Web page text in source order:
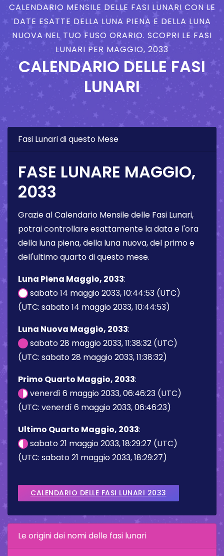
CALENDARIO MENSILE DELLE FASI LUNARI CON LE
DATE ESATTE DELLA LUNA PIENA E DELLA LUNA
NUOVA NEL TUO FUSO ORARIO. SCOPRI LE FASI
LUNARI PER MAGGIO, 2033
CALENDARIO DELLE FASI
LUNARI
Fasi Lunari di questo Mese
FASE LUNARE MAGGIO,
2033
Grazie al Calendario Mensile delle Fasi Lunari,
potrai controllare esattamente la data e l'ora
della luna piena, della luna nuova, del primo e
dell'ultimo quarto di questo mese.
Luna Piena Maggio, 2033:
sabato 14 maggio 2033, 10:44:53 (UTC)
(UTC: sabato 14 maggio 2033, 10:44:53)
Luna Nuova Maggio, 2033:
sabato 28 maggio 2033, 11:38:32 (UTC)
(UTC: sabato 28 maggio 2033, 11:38:32)
Primo Quarto Maggio, 2033:
venerdì 6 maggio 2033, 06:46:23 (UTC)
(UTC: venerdì 6 maggio 2033, 06:46:23)
Ultimo Quarto Maggio, 2033:
sabato 21 maggio 2033, 18:29:27 (UTC)
(UTC: sabato 21 maggio 2033, 18:29:27)
CALENDARIO DELLE FASI LUNARI 2033
Le origini dei nomi delle fasi lunari